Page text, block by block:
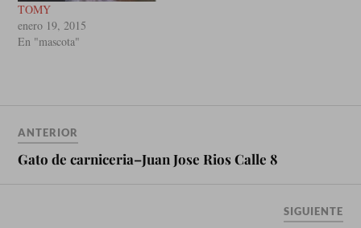
TOMY
enero 19, 2015
En "mascota"
ANTERIOR
Gato de carniceria–Juan Jose Rios Calle 8
SIGUIENTE